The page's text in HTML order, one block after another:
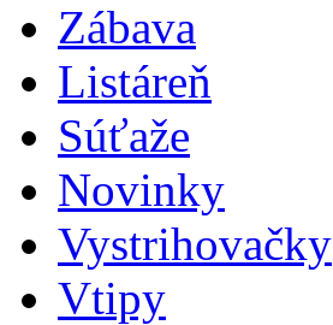
Zábava
Listáreň
Súťaže
Novinky
Vystrihovačky
Vtipy